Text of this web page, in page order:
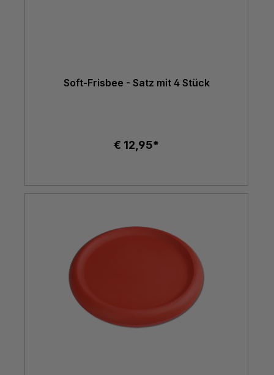
Soft-Frisbee - Satz mit 4 Stück
€ 12,95*